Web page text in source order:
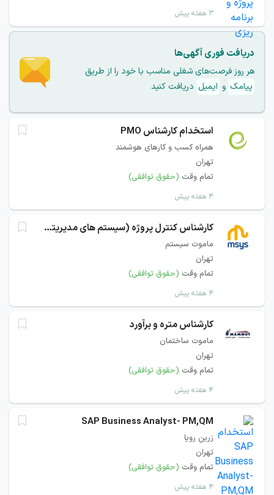
۳ هفته پیش
دریافت فوری آگهی‌ها
هر روز فرصت‌های شغلی مناسب با خود را از طریق
پیامک و ایمیل دریافت کنید
استخدام کارشناس PMO
همراه کسب و کارهای هوشمند
تهران
تمام وقت (حقوق توافقی)
۴ هفته پیش
کارشناس کنترل پروژه (سیستم های مدیریتی دیجیتال)
ماموت سیستم
تهران
تمام وقت (حقوق توافقی)
۴ هفته پیش
کارشناس متره و برآورد
ماموت ساختمان
تهران
تمام وقت (حقوق توافقی)
۴ هفته پیش
SAP Business Analyst- PM,QM
زرین رویا
تهران
تمام وقت (حقوق توافقی)
۴ هفته پیش